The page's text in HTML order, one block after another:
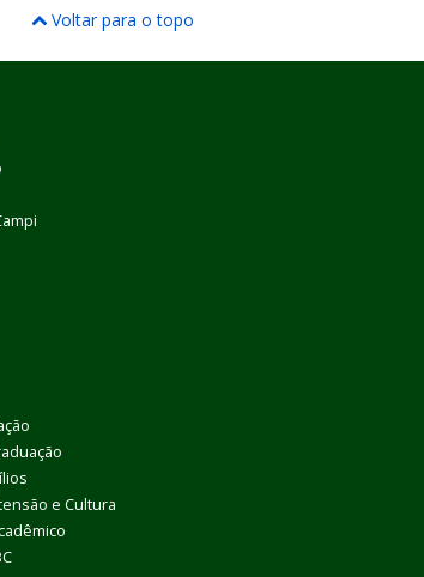
Voltar para o topo
e Cultura